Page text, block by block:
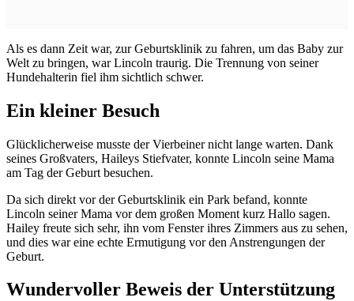
Als es dann Zeit war, zur Geburtsklinik zu fahren, um das Baby zur
Welt zu bringen, war Lincoln traurig. Die Trennung von seiner
Hundehalterin fiel ihm sichtlich schwer.
Ein kleiner Besuch
Glücklicherweise musste der Vierbeiner nicht lange warten. Dank
seines Großvaters, Haileys Stiefvater, konnte Lincoln seine Mama
am Tag der Geburt besuchen.
Da sich direkt vor der Geburtsklinik ein Park befand, konnte
Lincoln seiner Mama vor dem großen Moment kurz Hallo sagen.
Hailey freute sich sehr, ihn vom Fenster ihres Zimmers aus zu sehen,
und dies war eine echte Ermutigung vor den Anstrengungen der
Geburt.
Wundervoller Beweis der Unterstützung